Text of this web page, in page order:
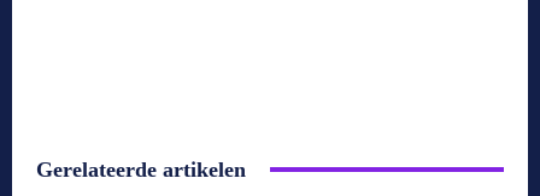
Gerelateerde artikelen